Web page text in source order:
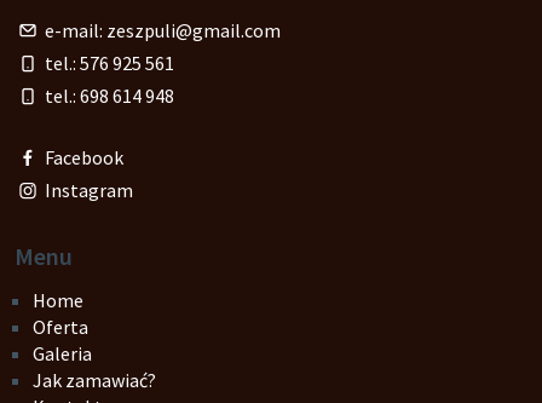
e-mail: zeszpuli@gmail.com
tel.:576 925 561
tel.:698 614 948
Facebook
Instagram
Menu
Home
Oferta
Galeria
Jak zamawiać?